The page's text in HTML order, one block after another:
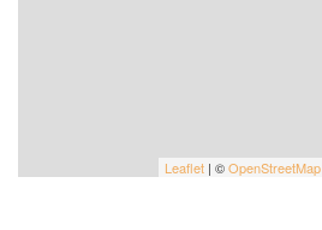
Leaflet | ©OpenStreetMap